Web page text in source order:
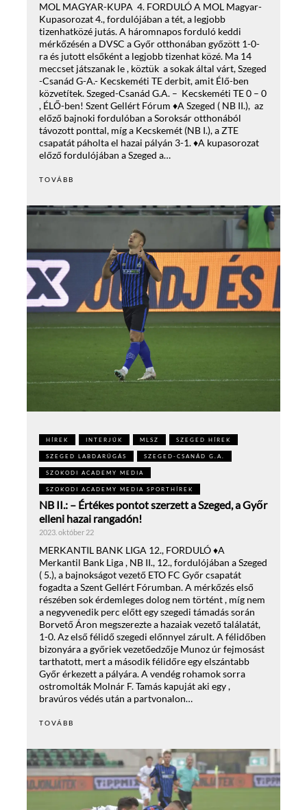
MOL MAGYAR-KUPA 4. FORDULÓ A MOL Magyar-
Kupasorozat 4., fordulójában a tét, a legjobb
tizenhatközé jutás. A háromnapos forduló keddi
mérkőzésén a DVSC a Győr otthonában győzött 1-0-
ra és jutott elsőként a legjobb tizenhat közé. Ma 14
meccset játszanak le , köztük a sokak által várt, Szeged
-Csanád G-A.- Kecskeméti TE derbit, amit Élő-ben
közvetítek. Szeged-Csanád G.A. – Kecskeméti TE 0 – 0
, ÉLŐ-ben! Szent Gellért Fórum ♦A Szeged ( NB II.), az
előző bajnoki fordulóban a Soroksár otthonából
távozott ponttal, míg a Kecskemét (NB I.), a ZTE
csapatát páholta el hazai pályán 3-1. ♦A kupasorozat
előző fordulójában a Szeged a…
TOVÁBB
HÍREK INTERJÚK MLSZ SZEGED HÍREK
SZEGED LABDARÚGÁS SZEGED-CSANÁD G.A.
SZOKODI ACADEMY MEDIA
SZOKODI ACADEMY MEDIA SPORTHÍREK
NB II.: – Értékes pontot szerzett a Szeged, a Győr
elleni hazai rangadón!
2023. október 22
MERKANTIL BANK LIGA 12., FORDULÓ ♦A
Merkantil Bank Liga , NB II., 12., fordulójában a Szeged
( 5.), a bajnokságot vezető ETO FC Győr csapatát
fogadta a Szent Gellért Fórumban. A mérkőzés első
részében sok érdemleges dolog nem történt , míg nem
a negyvenedik perc előtt egy szegedi támadás során
Borvető Áron megszerezte a hazaiak vezető találatát,
1-0. Az első félidő szegedi előnnyel zárult. A félidőben
bizonyára a győriek vezetőedzője Munoz úr fejmosást
tarthatott, mert a második félidőre egy elszántabb
Győr érkezett a pályára. A vendég rohamok sorra
ostromolták Molnár F. Tamás kapuját aki egy ,
bravúros védés után a partvonalon…
TOVÁBB